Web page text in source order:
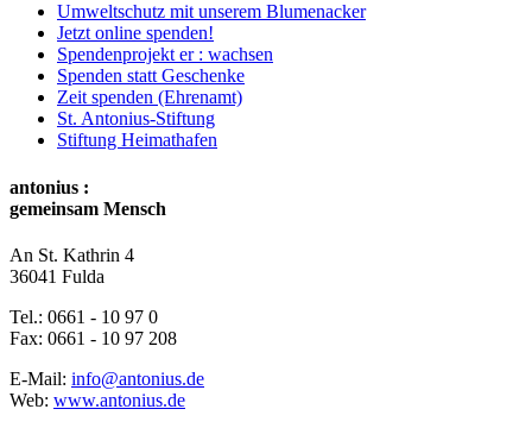
Umweltschutz mit unserem Blumenacker
Jetzt online spenden!
Spendenprojekt er : wachsen
Spenden statt Geschenke
Zeit spenden (Ehrenamt)
St. Antonius-Stiftung
Stiftung Heimathafen
antonius :
gemeinsam Mensch
An St. Kathrin 4
36041 Fulda
Tel.: 0661 - 10 97 0
Fax: 0661 - 10 97 208
E-Mail: info@antonius.de
Web: www.antonius.de